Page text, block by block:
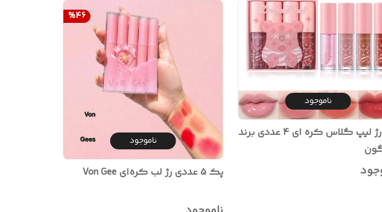
ناموجود
پک رژ لیپ گلاس کره ای 4 عددی برند
%46
ناموجود
پک ۵ عددی رژ لب کره‌ای Von Gee